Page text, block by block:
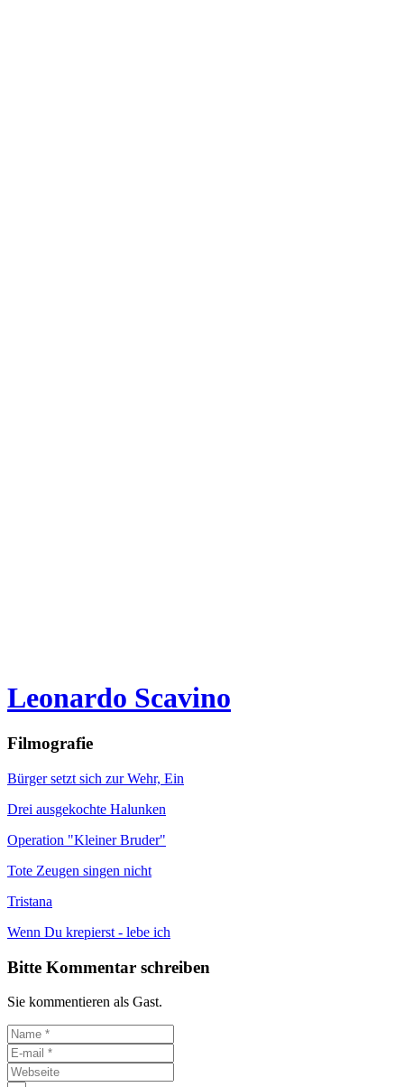
Leonardo Scavino
Filmografie
Bürger setzt sich zur Wehr, Ein
Drei ausgekochte Halunken
Operation "Kleiner Bruder"
Tote Zeugen singen nicht
Tristana
Wenn Du krepierst - lebe ich
Bitte Kommentar schreiben
Sie kommentieren als Gast.